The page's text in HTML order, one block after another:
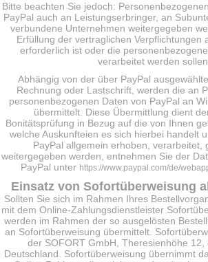
Bitte beachten Sie jedoch:
PayPal auch an Leistungserbringer, an
verbundene Unternehmen weitergegeben
Erfüllung der vertraglichen Verpflichtungen
erforderlich ist oder die
verarbeitet werden sollen.
Abhängig von der über PayPal
Rechnung oder Lastschrift, werden die an
personenbezogenen Daten von PayPal an
übermittelt. Diese Übermittlung dient
Bonitätsprüfung in Bezug auf die von Ihnen
welche Auskunfteien es sich hierbei handelt
PayPal allgemein erhoben, verarbeitet,
weitergegeben werden, entnehmen Sie der
PayPal unter https://www.paypal.com/de/
Einsatz von Sofortüberweisung
Sollten Sie sich im Rahmen Ihres
mit dem Online-Zahlungsdienstleister
werden im Rahmen der so ausgelösten
an Sofortüberweisung übermittelt.
der SOFORT GmbH, Theresienhöhe 12,
Deutschland. Sofortüberweisung übernimmt